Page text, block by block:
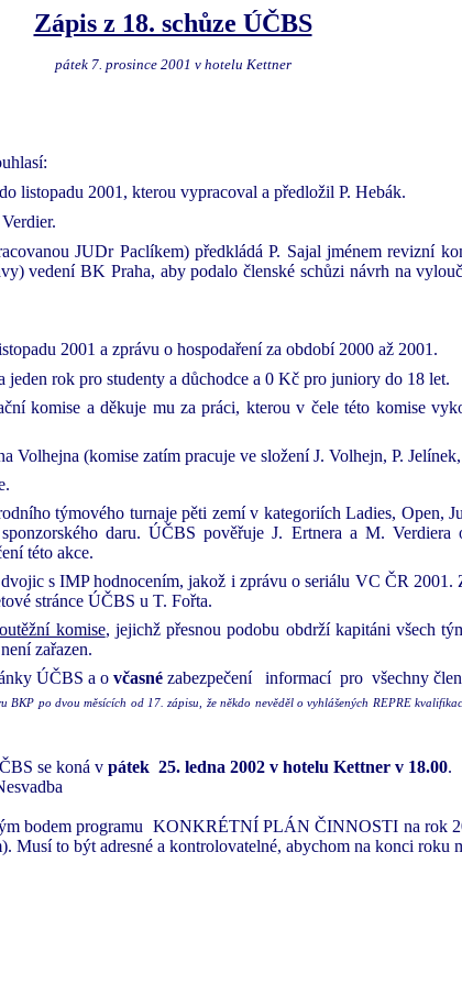
Zápis z 18. schůze ÚČBS
pátek 7. prosince 2001 v hotelu Kettner
listopadu 2001, kterou vypracoval a předložil P. Hebák.
JUDr Paclíkem) předkládá P. Sajal jménem revizní
vedení BK Praha, aby podalo členské schůzi návrh na
2001 a zprávu o hospodaření za období 2000 až 2001.
rok pro studenty a důchodce a 0 Kč pro juniory do 18 let.
komise a děkuje mu za práci, kterou v čele této komise
Volhejna (komise zatím pracuje ve složení J. Volhejn, P.
týmového turnaje pěti zemí v kategoriích Ladies, Open,
daru. ÚČBS pověřuje J. Ertnera a M. Verdiera
této akce.
s IMP hodnocením, jakož i zprávu o seriálu VC ČR
stránce ÚČBS u T. Fořta.
komise, jejichž přesnou podobu obdrží kapitáni všech
zařazen.
ÚČBS a o včasné zabezpečení informací pro všechny
po dvou měsících od 17. zápisu, že někdo nevěděl o vyhlášených REPRE
se koná v pátek 25. ledna 2002 v hotelu Kettner v 18.00.
bodem programu KONKRÉTNÍ PLÁN ČINNOSTI na rok
Musí to být adresné a kontrolovatelné, abychom na konci roku